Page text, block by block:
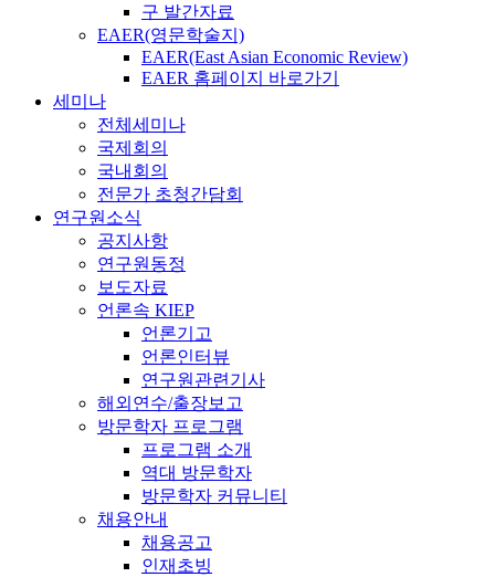
구 발간자료
EAER(영문학술지)
EAER(East Asian Economic Review)
EAER 홈페이지 바로가기
세미나
전체세미나
국제회의
국내회의
전문가 초청간담회
연구원소식
공지사항
연구원동정
보도자료
언론속 KIEP
언론기고
언론인터뷰
연구원관련기사
해외연수/출장보고
방문학자 프로그램
프로그램 소개
역대 방문학자
방문학자 커뮤니티
채용안내
채용공고
인재초빙